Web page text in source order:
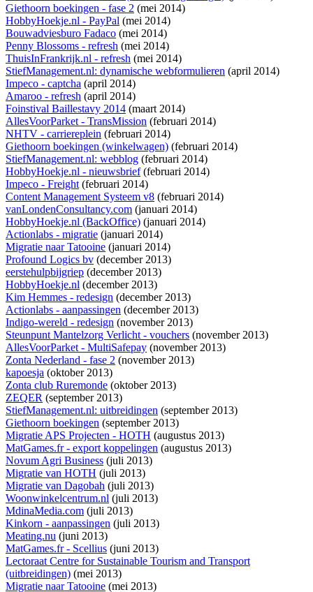
Giethoorn boekingen - fase 2 (mei 2014)
HobbyHoekje.nl - PayPal (mei 2014)
Bouwadviesburo Fadaco (mei 2014)
Penny Blossoms - refresh (mei 2014)
ThuisInFrankrijk.nl - refresh (mei 2014)
StiefManagement.nl: dynamische webformulieren (april 2014)
Impeco - captcha (april 2014)
Amaroo - refresh (april 2014)
Foinstival Baillestavy 2014 (maart 2014)
AllesVoorParket - TransMission (februari 2014)
NHTV - carriereplein (februari 2014)
Giethoorn boekingen (winkelwagen) (februari 2014)
StiefManagement.nl: webblog (februari 2014)
HobbyHoekje.nl - nieuwsbrief(februari 2014)
Impeco - Freight(februari 2014)
Content Management Systeem v8 (februari 2014)
vanLondenConsultancy.com (januari 2014)
HobbyHoekje.nl (BackOffice) (januari 2014)
Actionlabs - migratie (januari 2014)
Migratie naar Tatooine (januari 2014)
Profound Logics bv (december 2013)
eerstehulpbijgriep (december 2013)
HobbyHoekje.nl (december 2013)
Kim Hemmes - redesign (december 2013)
Actionlabs - aanpassingen (december 2013)
Indigo-wereld - redesign (november 2013)
Steunpunt Mantelzorg Verlicht - vouchers (november 2013)
AllesVoorParket - MultiSafepay (november 2013)
Zonta Nederland - fase 2 (november 2013)
kapoesja (oktober 2013)
Zonta club Ruremonde (oktober 2013)
ZEQER (september 2013)
StiefManagement.nl: uitbreidingen (september 2013)
Giethoorn boekingen (september 2013)
Migratie APS Projecten - HOTH (augustus 2013)
MatGames.fr - export koppelingen (augustus 2013)
Novum Agri Business (juli 2013)
Migratie van HOTH (juli 2013)
Migratie van Dagobah (juli 2013)
Woonwinkelcentrum.nl (juli 2013)
MdinaMedia.com (juli 2013)
Kinkorn - aanpassingen (juli 2013)
Meating.nu (juni 2013)
MatGames.fr - Scellius (juni 2013)
Lectoraat Centre for Sustainable Tourism and Transport
(uitbreidingen) (mei 2013)
Migratie naar Tatooine (mei 2013)